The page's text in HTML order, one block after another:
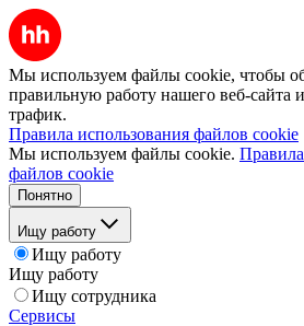
Мы используем файлы cookie, чтобы
правильную работу нашего веб-сайта
трафик.
Правила использования файлов cookie
Мы используем файлы cookie.
файлов cookie
Понятно
Ищу работу
Ищу работу
Ищу работу
Ищу сотрудника
Сервисы